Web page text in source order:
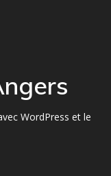
WordPress et le